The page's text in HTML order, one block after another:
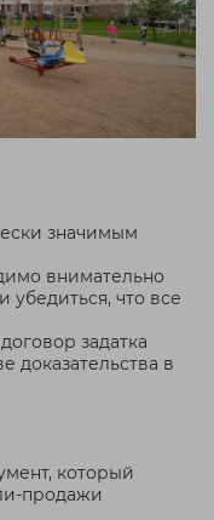
значимым
внимательно
убедиться, что все
задатка
доказательства в
который
продажи